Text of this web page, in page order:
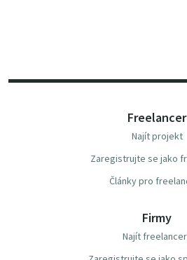
Freelancer
Najít projekt
Zaregistrujte se jako
Články pro
Firmy
Najít